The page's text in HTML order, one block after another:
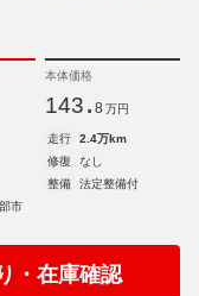
本体価格
143. 8 万円
走行
2.4万km
修復
なし
整備
法定整備付
市
・在庫確認